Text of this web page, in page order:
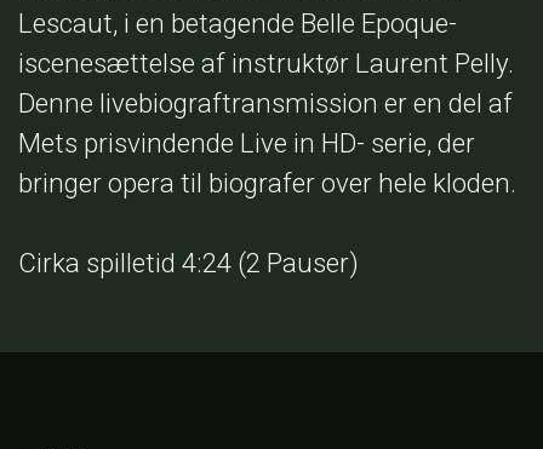
Lescaut, i en betagende Belle Epoque-
iscenesættelse af instruktør Laurent Pelly.
Denne livebiograftransmission er en del af
Mets prisvindende Live in HD- serie, der
bringer opera til biografer over hele kloden.
Cirka spilletid 4:24 (2 Pauser)